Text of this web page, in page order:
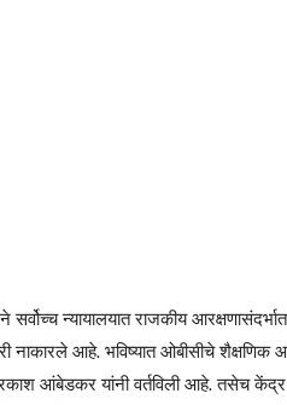
न्यायालयात राजकीय
नाकारले आहे. भविष्यात ओबीसीचे शैक्षणिक
आंबेडकर यांनी वर्तविली आहे. तसेच